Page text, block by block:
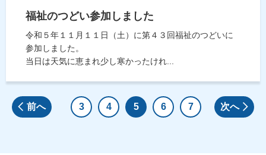
福祉のつどい参加しました
令和５年１１月１１日（土）に第４３回福祉のつどいに
参加しました。
当日は天気に恵まれ少し寒かったけれ...
前へ 3 4 5 6 7 次へ